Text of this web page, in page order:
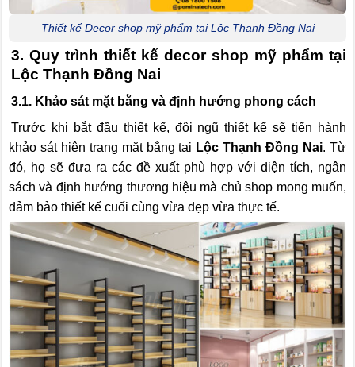
Thiết kế Decor shop mỹ phẩm tại Lộc Thạnh Đồng Nai
3. Quy trình thiết kế decor shop mỹ phẩm tại
Lộc Thạnh Đồng Nai
3.1. Khảo sát mặt bằng và định hướng phong cách
Trước khi bắt đầu thiết kế, đội ngũ thiết kế sẽ tiến hành
khảo sát hiện trạng mặt bằng tại Lộc Thạnh Đồng Nai. Từ
đó, họ sẽ đưa ra các đề xuất phù hợp với diện tích, ngân
sách và định hướng thương hiệu mà chủ shop mong muốn,
đảm bảo thiết kế cuối cùng vừa đẹp vừa thực tế.